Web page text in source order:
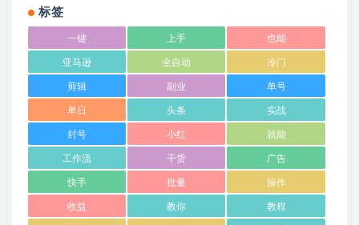
标签
一键 上手 也能
亚马逊 全自动 冷门
剪辑 副业 单号
单日 头条 实战
封号 小红 就能
工作流 干货 广告
快手 批量 操作
收益 教你 教程